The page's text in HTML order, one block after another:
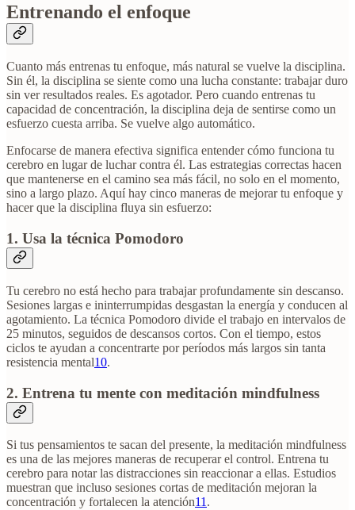
Entrenando el enfoque
Cuanto más entrenas tu enfoque, más natural se vuelve la disciplina.
Sin él, la disciplina se siente como una lucha constante: trabajar duro
sin ver resultados reales. Es agotador. Pero cuando entrenas tu
capacidad de concentración, la disciplina deja de sentirse como un
esfuerzo cuesta arriba. Se vuelve algo automático.
Enfocarse de manera efectiva significa entender cómo funciona tu
cerebro en lugar de luchar contra él. Las estrategias correctas hacen
que mantenerse en el camino sea más fácil, no solo en el momento,
sino a largo plazo. Aquí hay cinco maneras de mejorar tu enfoque y
hacer que la disciplina fluya sin esfuerzo:
1. Usa la técnica Pomodoro
Tu cerebro no está hecho para trabajar profundamente sin descanso.
Sesiones largas e ininterrumpidas desgastan la energía y conducen al
agotamiento. La técnica Pomodoro divide el trabajo en intervalos de
25 minutos, seguidos de descansos cortos. Con el tiempo, estos
ciclos te ayudan a concentrarte por períodos más largos sin tanta
resistencia mental10.
2. Entrena tu mente con meditación mindfulness
Si tus pensamientos te sacan del presente, la meditación mindfulness
es una de las mejores maneras de recuperar el control. Entrena tu
cerebro para notar las distracciones sin reaccionar a ellas. Estudios
muestran que incluso sesiones cortas de meditación mejoran la
concentración y fortalecen la atención11 .